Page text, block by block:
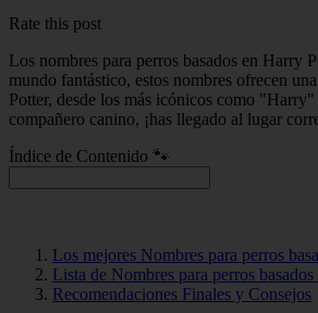
Rate this post
Los nombres para perros basados en Harry
mundo fantástico, estos nombres ofrecen
Potter, desde los más icónicos como
compañero canino, ¡has llegado al lugar
Índice de Contenido 🐾
Los mejores Nombres para perros
Lista de Nombres para perros
Recomendaciones Finales y Consejos